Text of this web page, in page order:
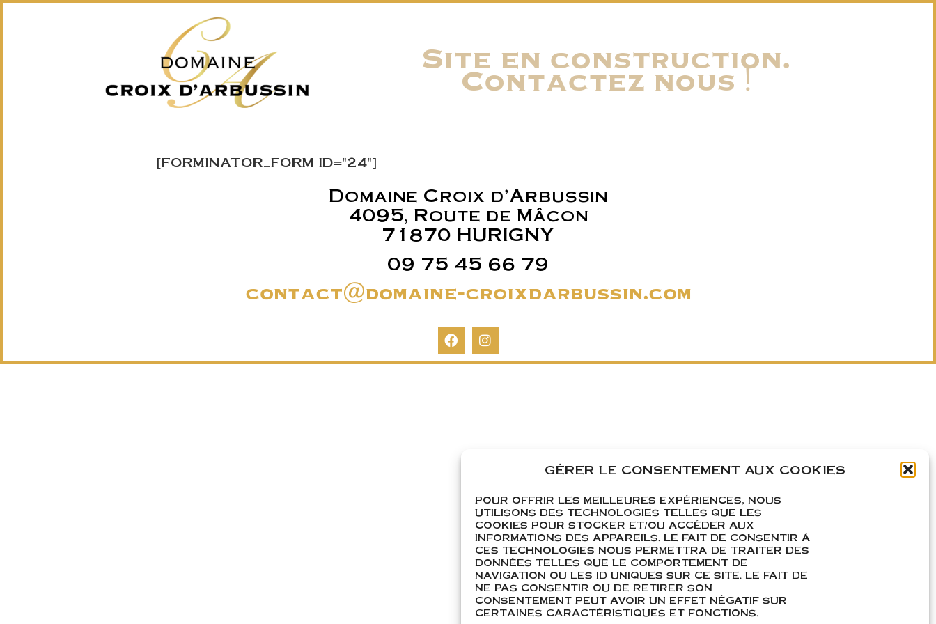
GÉRER LE CONSENTEMENT AUX COOKIES
POUR OFFRIR LES MEILLEURES EXPÉRIENCES, NOUS
UTILISONS DES TECHNOLOGIES TELLES QUE LES
COOKIES POUR STOCKER ET/OU ACCÉDER AUX
INFORMATIONS DES APPAREILS. LE FAIT DE CONSENTIR À
CES TECHNOLOGIES NOUS PERMETTRA DE TRAITER DES
DONNÉES TELLES QUE LE COMPORTEMENT DE
NAVIGATION OU LES ID UNIQUES SUR CE SITE. LE FAIT DE
NE PAS CONSENTIR OU DE RETIRER SON
CONSENTEMENT PEUT AVOIR UN EFFET NÉGATIF SUR
CERTAINES CARACTÉRISTIQUES ET FONCTIONS.
Site en construction.
Contactez nous !
[FORMINATOR_FORM ID="24"]
Domaine Croix d’Arbussin
4095, Route de Mâcon
71870 HURIGNY
09 75 45 66 79
contact@domaine-croixdarbussin.com